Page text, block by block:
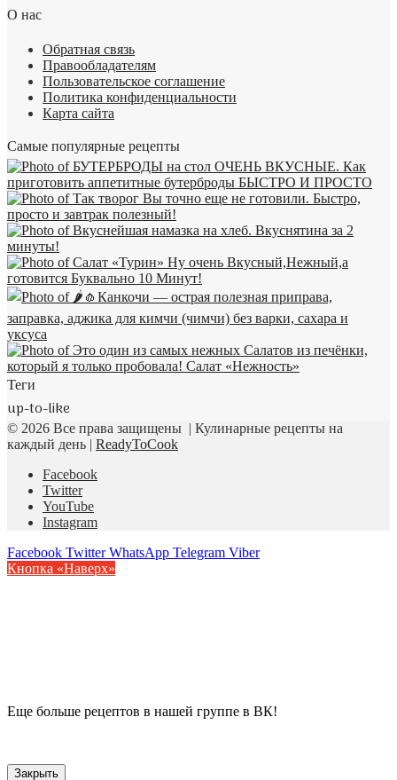
О нас
Обратная связь
Правообладателям
Пользовательское соглашение
Политика конфиденциальности
Карта сайта
Самые популярные рецепты
Теги
up-to-like
© 2026 Все права защищены | Кулинарные рецепты на
каждый день | ReadyToCook
Facebook
Twitter
YouTube
Instagram
Facebook Twitter WhatsApp Telegram Viber
Кнопка «Наверх»
Еще больше рецептов в нашей группе в ВК!
Закрыть